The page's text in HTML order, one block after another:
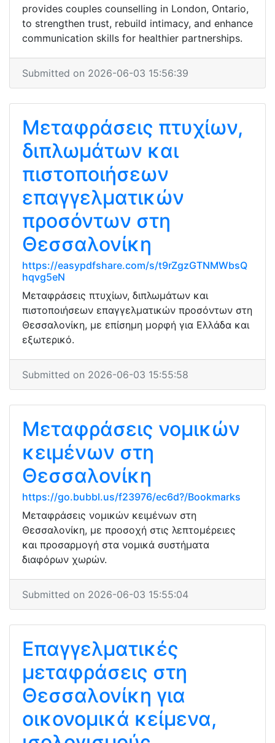
provides couples counselling in London, Ontario,
to strengthen trust, rebuild intimacy, and enhance
communication skills for healthier partnerships.
Submitted on 2026-06-03 15:56:39
Μεταφράσεις πτυχίων,
διπλωμάτων και
πιστοποιήσεων
επαγγελματικών
προσόντων στη
Θεσσαλονίκη
https://easypdfshare.com/s/t9rZgzGTNMWbsQ
hqvg5eN
Μεταφράσεις πτυχίων, διπλωμάτων και
πιστοποιήσεων επαγγελματικών προσόντων στη
Θεσσαλονίκη, με επίσημη μορφή για Ελλάδα και
εξωτερικό.
Submitted on 2026-06-03 15:55:58
Μεταφράσεις νομικών
κειμένων στη
Θεσσαλονίκη
https://go.bubbl.us/f23976/ec6d?/Bookmarks
Μεταφράσεις νομικών κειμένων στη
Θεσσαλονίκη, με προσοχή στις λεπτομέρειες
και προσαρμογή στα νομικά συστήματα
διαφόρων χωρών.
Submitted on 2026-06-03 15:55:04
Επαγγελματικές
μεταφράσεις στη
Θεσσαλονίκη για
οικονομικά κείμενα,